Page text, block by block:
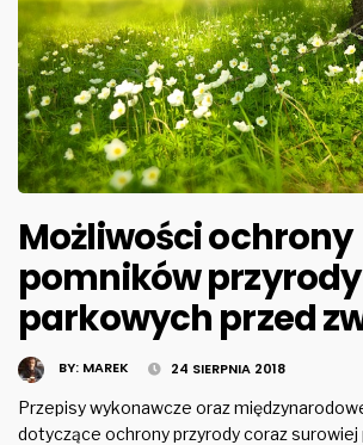
Możliwości ochrony
pomników
parkowych przed
BY: MAREK 24 SIERPNIA 2018
Przepisy wykonawcze oraz
dotyczące ochrony przyrody coraz surowiej